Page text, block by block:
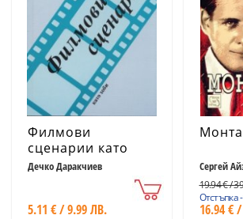
Филмови
сценарии като
хоби
Дечко Даракчиев
5.11 € / 9.99 ЛВ.
Сергей
19.94 € /
Отстъпка
16.94 €